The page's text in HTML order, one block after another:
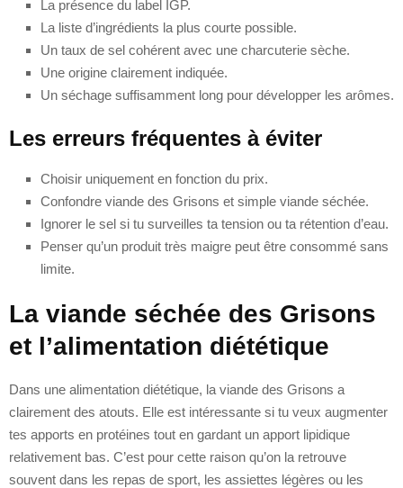
La présence du label IGP.
La liste d’ingrédients la plus courte possible.
Un taux de sel cohérent avec une charcuterie sèche.
Une origine clairement indiquée.
Un séchage suffisamment long pour développer les arômes.
Les erreurs fréquentes à éviter
Choisir uniquement en fonction du prix.
Confondre viande des Grisons et simple viande séchée.
Ignorer le sel si tu surveilles ta tension ou ta rétention d’eau.
Penser qu’un produit très maigre peut être consommé sans
limite.
La viande séchée des Grisons
et l’alimentation diététique
Dans une alimentation diététique, la viande des Grisons a
clairement des atouts. Elle est intéressante si tu veux augmenter
tes apports en protéines tout en gardant un apport lipidique
relativement bas. C’est pour cette raison qu’on la retrouve
souvent dans les repas de sport, les assiettes légères ou les